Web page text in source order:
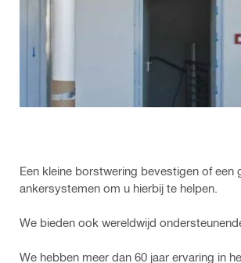
Een kleine borstwering bevestigen of
ankersystemen om u hierbij te helpen.
We bieden ook wereldwijd
We hebben meer dan 60 jaar ervaring in